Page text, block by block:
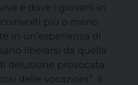
e dove i giovani in
più o meno
in un'esperienza di
liberarsi da quella
delusione provocata
delle vocazioni”. Il